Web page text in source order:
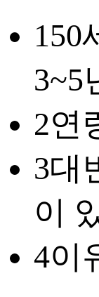
150
3~5
2연
3대
이
4이